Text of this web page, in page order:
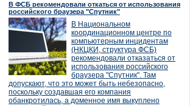
В ФСБ рекомендовали откаться от использования
российского браузера "Спутник"
В Национальном
координационном центре по
компьютерным инцидентам
(НКЦКИ, структура ФСБ)
рекомендовали отказаться от
использования российского
браузера "Спутник". Там
допускают, что это может быть небезопасно,
поскольку создавшая его компания
обанкротилась, а доменное имя выкуплено